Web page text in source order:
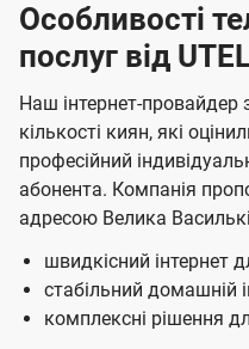
Особливості
послуг від
Наш інтернет-провайдер
кількості киян, які
професійний
абонента. Компанія
адресою Велика
швидкісний інтернет
стабільний домашній
комплексні рішення